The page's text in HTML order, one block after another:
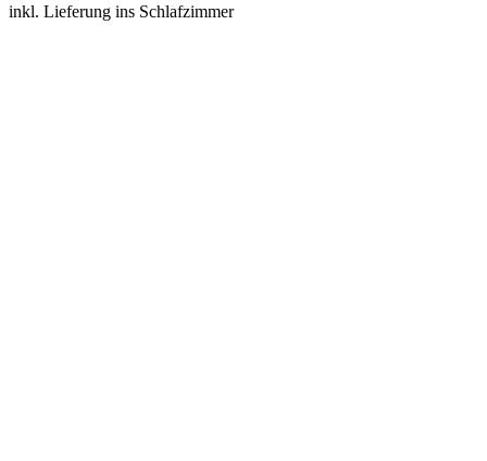
inkl. Lieferung ins Schlafzimmer